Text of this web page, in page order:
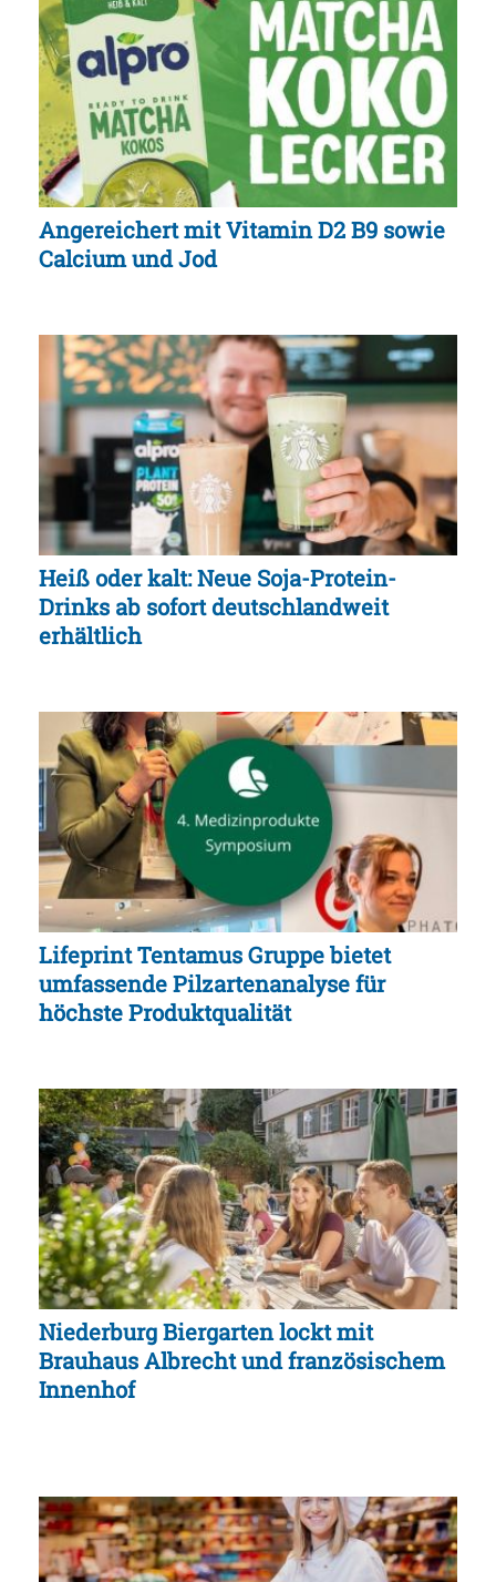
Angereichert mit Vitamin D2 B9 sowie
Calcium und Jod
Heiß oder kalt: Neue Soja-Protein-
Drinks ab sofort deutschlandweit
erhältlich
Lifeprint Tentamus Gruppe bietet
umfassende Pilzartenanalyse für
höchste Produktqualität
Niederburg Biergarten lockt mit
Brauhaus Albrecht und französischem
Innenhof